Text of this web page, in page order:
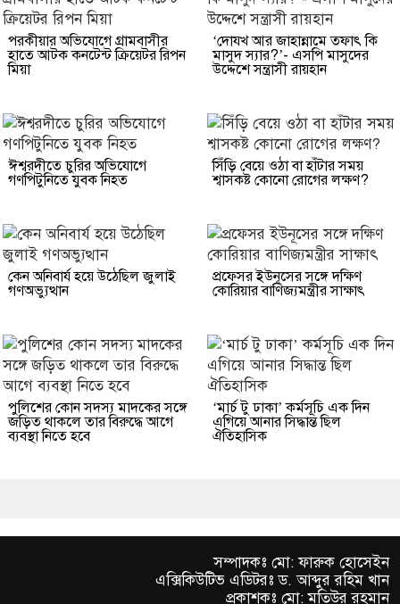
পরকীয়ার অভিযোগে গ্রামবাসীর
হাতে আটক কনটেন্ট ক্রিয়েটর রিপন
মিয়া
‘দোযখ আর জাহান্নামে তফাৎ কি
মাসুদ স্যার?’- এসপি মাসুদের
উদ্দেশে সন্ত্রাসী রায়হান
ঈশ্বরদীতে চুরির অভিযোগে
গণপিটুনিতে যুবক নিহত
সিঁড়ি বেয়ে ওঠা বা হাঁটার সময়
শ্বাসকষ্ট কোনো রোগের লক্ষণ?
কেন অনিবার্য হয়ে উঠেছিল জুলাই
গণঅভ্যুত্থান
প্রফেসর ইউনূসের সঙ্গে দক্ষিণ
কোরিয়ার বাণিজ্যমন্ত্রীর সাক্ষাৎ
পুলিশের কোন সদস্য মাদকের সঙ্গে
জড়িত থাকলে তার বিরুদ্ধে আগে
ব্যবস্থা নিতে হবে
‘মার্চ টু ঢাকা’ কর্মসূচি এক দিন
এগিয়ে আনার সিদ্ধান্ত ছিল
ঐতিহাসিক
সম্পাদকঃ মো: ফারুক হোসেইন
এক্সিকিউটিভ এডিটরঃ ড. আব্দুর রহিম খান
প্রকাশকঃ মো: মতিউর রহমান